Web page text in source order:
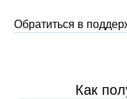
Обратиться в
Как